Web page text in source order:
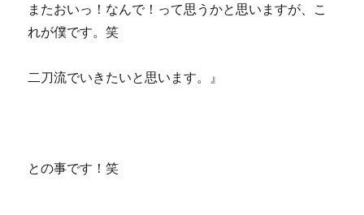
またおいっ！なんで！って思うかと思いますが、こ
れが僕です。笑
二刀流でいきたいと思います。』
との事です！笑